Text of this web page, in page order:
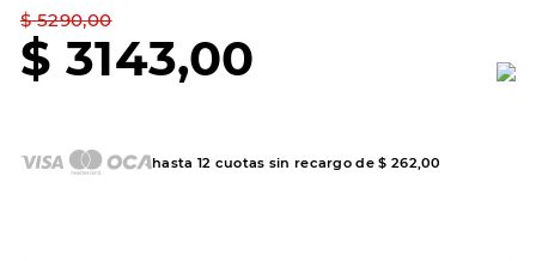
$ 5290,00
$ 3143,00
hasta 12 cuotas sin recargo de$ 262 ,00